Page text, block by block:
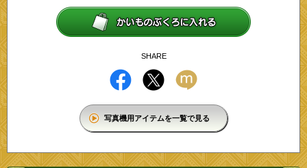
SHARE
写真機用アイテムを一覧で見る